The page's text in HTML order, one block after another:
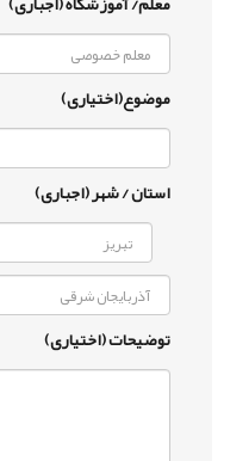
موضوع(اختیاری)
استان / شهر (اجباری)
توضیحات (اختیاری)